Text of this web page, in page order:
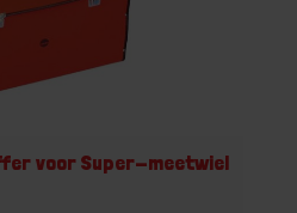
voor Super-meetwiel